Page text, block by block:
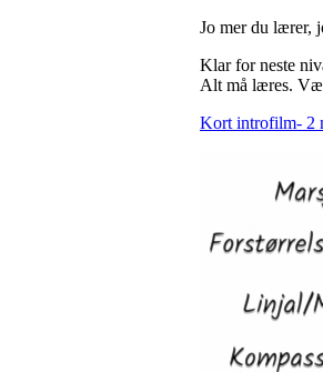
Jo mer du lærer,
Klar for neste
Alt må læres.
Kort introfilm- 2